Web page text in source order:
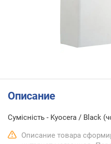
Описание
Сумісність - Kyocera / Black
Описание товара